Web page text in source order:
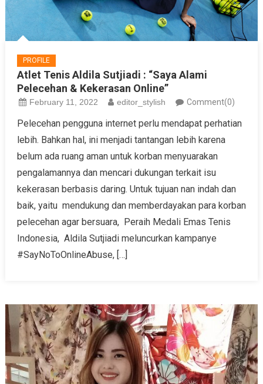
PROFILE
Atlet Tenis Aldila Sutjiadi : “Saya Alami
Pelecehan & Kekerasan Online”
February 11, 2022 editor_stylish Comment(0)
Pelecehan pengguna internet perlu mendapat perhatian
lebih. Bahkan hal, ini menjadi tantangan lebih karena
belum ada ruang aman untuk korban menyuarakan
pengalamannya dan mencari dukungan terkait isu
kekerasan berbasis daring. Untuk tujuan nan indah dan
baik, yaitu mendukung dan memberdayakan para korban
pelecehan agar bersuara, Peraih Medali Emas Tenis
Indonesia, Aldila Sutjiadi meluncurkan kampanye
#SayNoToOnlineAbuse, […]